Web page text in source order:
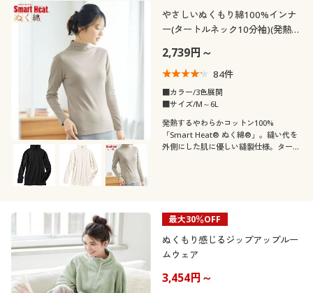
やさしいぬくもり綿100%インナ
ー(タートルネック10分袖)(発熱す
く綿®)
2,739円～
84件
■カラー/3色展開
■サイズ/M～6L
発熱するやわらかコットン100%
「Smart Heat® ぬく綿®」。縫い代を
外側にした肌に優しい縫製仕様。タート
最大30％OFF
ぬくもり感じるジップアップルー
ムウェア
3,454円～